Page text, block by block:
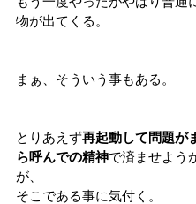
物が出てくる。
まぁ、そういう事もある。
とりあえず再起動して問題が
ら呼んでの精神で済ませよう
が、
そこである事に気付く。